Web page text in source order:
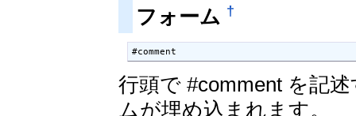
フォーム †
#comment
行頭で #comment を記
ムが埋め込まれます。